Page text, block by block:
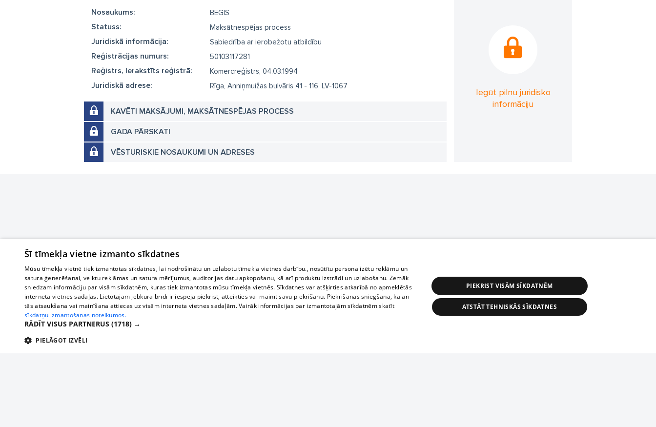
Nosaukums: BEGIS
Statuss: Maksātnespējas process
Juridiskā informācija: Sabiedrība ar ierobežotu atbildību
Reģistrācijas numurs: 50103117281
Reģistrs, Ierakstīts reģistrā: Komercreģistrs, 04.03.1994
Juridiskā adrese: Rīga, Anniņmuižas bulvāris 41 - 116, LV-1067
KAVĒTI MAKSĀJUMI, MAKSĀTNESPĒJAS PROCESS
GADA PĀRSKATI
VĒSTURISKIE NOSAUKUMI UN ADRESES
Iegūt pilnu juridisko
informāciju
Šī tīmekļa vietne izmanto sīkdatnes
Mūsu tīmekļa vietnē tiek izmantotas sīkdatnes, lai nodrošinātu un uzlabotu tīmekļa vietnes darbību., nosūtītu personalizētu reklāmu un
satura ģenerēšanai, veiktu reklāmas un satura mērījumus, auditorijas datu apkopošanu, kā arī produktu izstrādi un uzlabošanu. Zemāk
sniedzam informāciju par visām sīkdatnēm, kuras tiek izmantotas mūsu tīmekļa vietnēs. Sīkdatnes var atšķirties atkarībā no apmeklētās
interneta vietnes sadaļas. Lietotājam jebkurā brīdī ir iespēja piekrist, atteikties vai mainīt savu piekrišanu. Piekrišanas sniegšana, kā arī
tās atsaukšana vai mainīšana attiecas uz visām interneta vietnes sadaļām. Vairāk informācijas par izmantotajām sīkdatnēm skatīt
sīkdatņu izmantošanas noteikumos.
RĀDĪT VISUS PARTNERUS (1718) →
PIELĀGOT IZVĒLI
PIEKRIST VISĀM SĪKDATNĒM
ATSTĀT TEHNISKĀS SĪKDATNES